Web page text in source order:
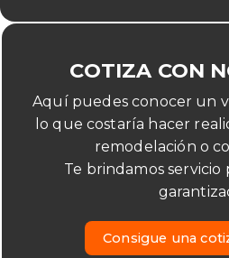
COTIZA CON
Aquí puedes conocer un
lo que costaría hacer
remodelación o
Te brindamos servicio
Consigue una coti